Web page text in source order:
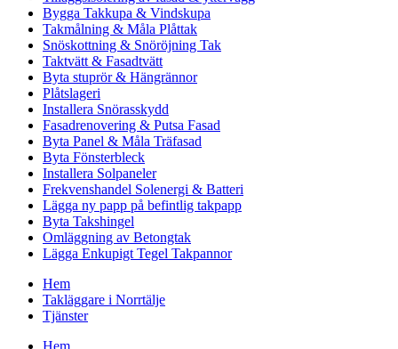
Bygga Takkupa & Vindskupa
Takmålning & Måla Plåttak
Snöskottning & Snöröjning Tak
Taktvätt & Fasadtvätt
Byta stuprör & Hängrännor
Plåtslageri
Installera Snörasskydd
Fasadrenovering & Putsa Fasad
Byta Panel & Måla Träfasad
Byta Fönsterbleck
Installera Solpaneler
Frekvenshandel Solenergi & Batteri
Lägga ny papp på befintlig takpapp
Byta Takshingel
Omläggning av Betongtak
Lägga Enkupigt Tegel Takpannor
Hem
Takläggare i Norrtälje
Tjänster